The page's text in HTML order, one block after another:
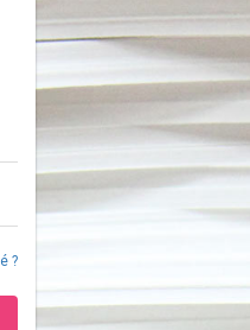
?